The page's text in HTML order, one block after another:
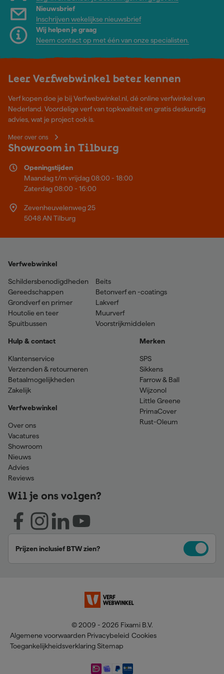
Nieuwsbrief
Inschrijven wekelijkse nieuwsbrief
Wij helpen je graag
Neem contact op met één van onze specialisten.
Leer Verfwebwinkel beter kennen
Verf kopen doe je bij Verfwebwinkel.nl, dé online verfwinkel van
Nederland. Voordelige verf van topkwaliteit en gratis deskundig
advies, wat je project ook is.
Meer over ons
Showroom in Tilburg
Openingstijden
Maandag t/m vrijdag 08:00 - 18:00
Zaterdag 08:00 - 16:00
Zevenheuvelenweg 25
5048 AN Tilburg
Verfwebwinkel
Schildersbenodigdheden
Gereedschappen
Grondverf en primer
Houtolie en teer
Spuitbussen
Beits
Betonverf en -coatings
Lakverf
Muurverf
Voorstrijkmiddelen
Hulp & contact
Klantenservice
Verzenden & retourneren
Betaalmogelijkheden
Zakelijk
Verfwebwinkel
Over ons
Vacatures
Showroom
Nieuws
Advies
Reviews
Merken
SPS
Sikkens
Farrow & Ball
Wijzonol
Little Greene
PrimaCover
Rust-Oleum
Wil je ons volgen?
Prijzen inclusief BTW zien?
© 2009 - 2026 Fixami B.V.
Algemene voorwaarden Privacybeleid Cookies
Toegankelijkheidsverklaring Sitemap